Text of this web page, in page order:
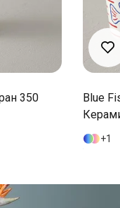
Jolly
Мл..
2